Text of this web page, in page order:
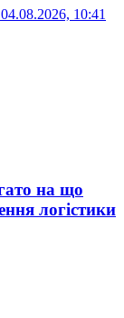
04.08.2026, 10:41
на що
логістики